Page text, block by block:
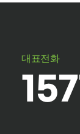
대표전화